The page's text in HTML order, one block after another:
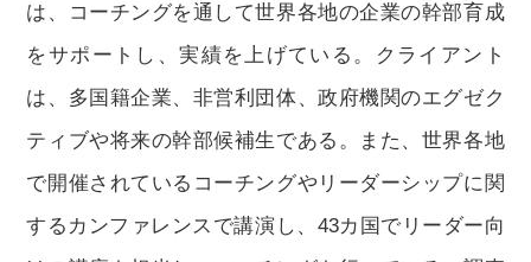
は、コーチングを通して世界各地の企業の幹部育成
をサポートし、実績を上げている。クライアント
は、多国籍企業、非営利団体、政府機関のエグゼク
ティブや将来の幹部候補生である。また、世界各地
で開催されているコーチングやリーダーシップに関
するカンファレンスで講演し、43カ国でリーダー向